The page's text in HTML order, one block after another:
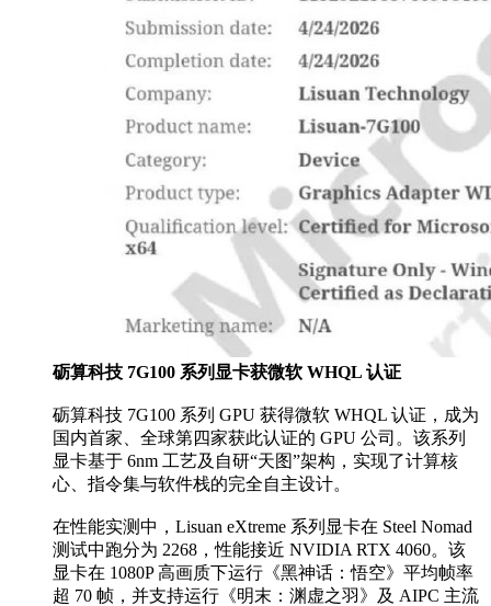
砺算科技 7G100 系列显卡获微软 WHQL 认证
砺算科技 7G100 系列 GPU 获得微软 WHQL 认证，成为
国内首家、全球第四家获此认证的 GPU 公司。该系列
显卡基于 6nm 工艺及自研“天图”架构，实现了计算核
心、指令集与软件栈的完全自主设计。
在性能实测中，Lisuan eXtreme 系列显卡在 Steel Nomad
测试中跑分为 2268，性能接近 NVIDIA RTX 4060。该
显卡在 1080P 高画质下运行《黑神话：悟空》平均帧率
超 70 帧，并支持运行《明末：渊虚之羽》及 AIPC 主流